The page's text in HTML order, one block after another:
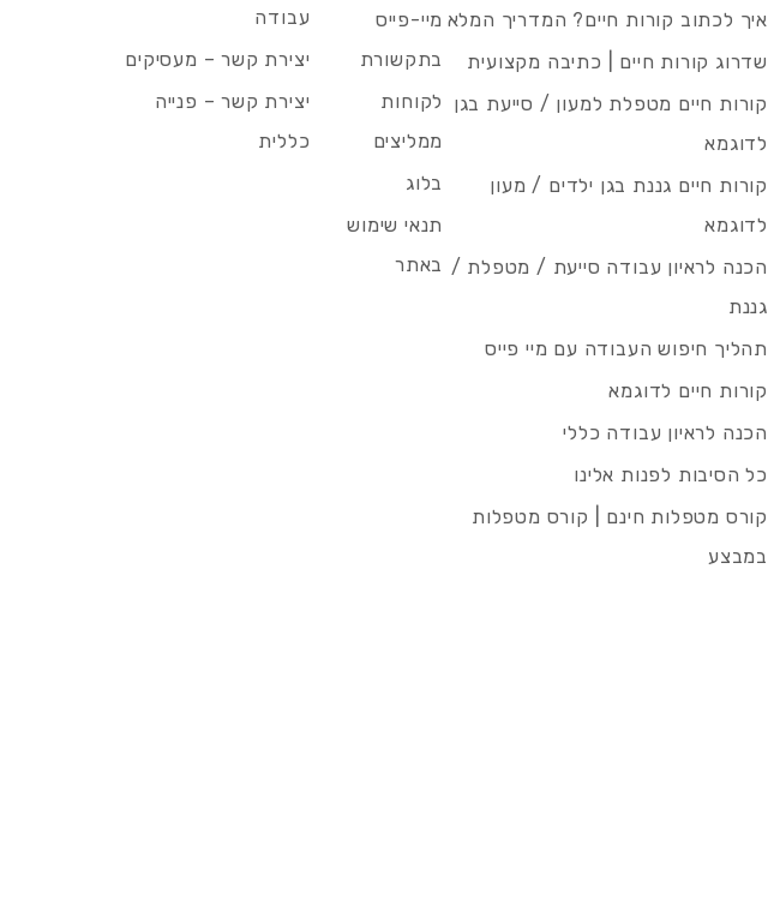
איך לכתוב קורות חיים? המדריך המלא
שדרוג קורות חיים | כתיבה מקצועית
קורות חיים מטפלת למעון / סייעת בגן
לדוגמא
קורות חיים גננת בגן ילדים / מעון
לדוגמא
הכנה לראיון עבודה סייעת / מטפלת /
גננת
תהליך חיפוש העבודה עם מיי פייס
קורות חיים לדוגמא
הכנה לראיון עבודה כללי
כל הסיבות לפנות אלינו
קורס מטפלות חינם | קורס מטפלות
במבצע
מיי-פייס
בתקשורת
לקוחות
ממליצים
בלוג
תנאי שימוש
באתר
עבודה
יצירת קשר – מעסיקים
יצירת קשר – פנייה
כללית